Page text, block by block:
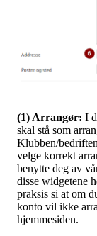
(1) Arrangør: I
skal stå som
Klubben/
velge korrekt
benytte deg av
disse widgetene
praksis si at om
konto vil ikke
hjemmesiden.